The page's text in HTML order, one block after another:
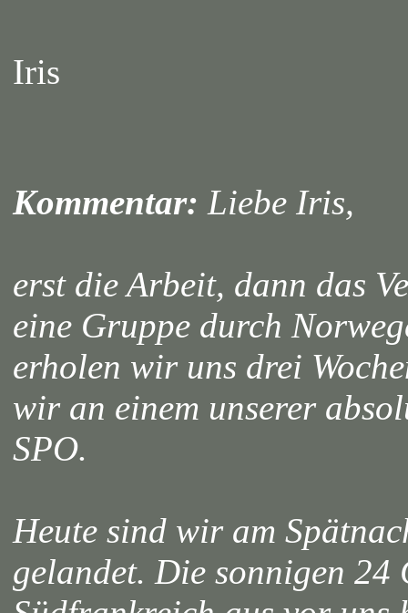
Iris
Kommentar: Liebe Iris,
erst die Arbeit, dann das
eine Gruppe durch
erholen wir uns drei
wir an einem unserer
SPO.
Heute sind wir am
gelandet. Die sonnigen